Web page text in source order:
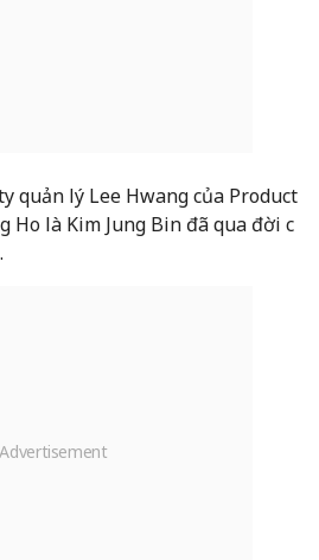
quản lý Lee Hwang của Product
Ho là Kim Jung Bin đã qua đời c